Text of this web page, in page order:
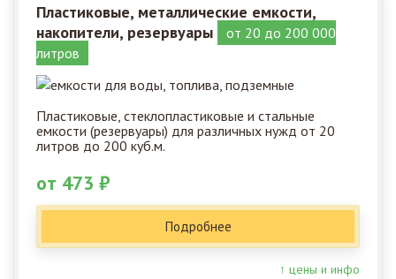
Пластиковые, металлические емкости,
накопители, резервуары
от 20 до 200 000
литров
Пластиковые, стеклопластиковые и стальные
емкости (резервуары) для различных нужд от 20
литров до 200 куб.м.
от 473 ₽
Подробнее
↑ цены и инфо